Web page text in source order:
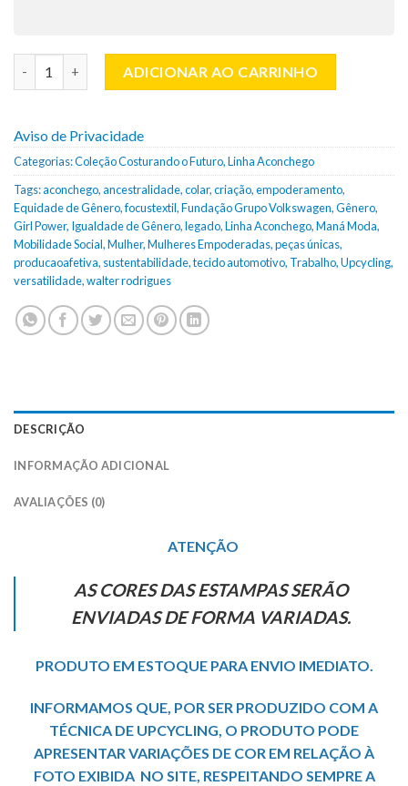
ADICIONAR AO CARRINHO
Aviso de Privacidade
Categorias:Coleção Costurando o Futuro,Linha Aconchego
Tags:aconchego,ancestralidade,colar,criação,empoderamento,
Equidade de Gênero,focustextil,Fundação Grupo Volkswagen,Gênero,
Girl Power, Igualdade de Gênero,legado,Linha Aconchego,Maná Moda,
Mobilidade Social,Mulher,Mulheres Empoderadas,peças únicas,
producaoafetiva, sustentabilidade,tecido automotivo, Trabalho,Upcycling,
versatilidade,walter rodrigues
DESCRIÇÃO
INFORMAÇÃO ADICIONAL
AVALIAÇÕES (0)
ATENÇÃO
AS CORES DAS ESTAMPAS SERÃO
ENVIADAS DE FORMA VARIADAS.
PRODUTO EM ESTOQUE PARA ENVIO IMEDIATO.
INFORMAMOS QUE, POR SER PRODUZIDO COM A
TÉCNICA DE UPCYCLING, O PRODUTO PODE
APRESENTAR VARIAÇÕES DE COR EM RELAÇÃO À
FOTO EXIBIDA NO SITE, RESPEITANDO SEMPRE A